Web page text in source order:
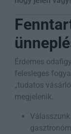
Érdemes
felesleges
„tudatos
megjelenik.